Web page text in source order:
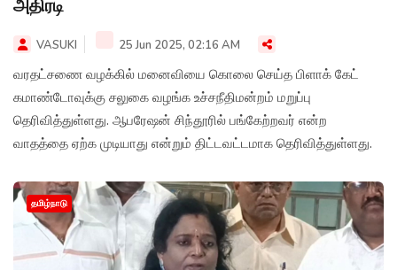
அதிரடி
VASUKI 25 Jun 2025, 02:16 AM
வரதட்சணை வழக்கில் மனைவியை கொலை செய்த பிளாக் கேட்
கமாண்டோவுக்கு சலுகை வழங்க உச்சநீதிமன்றம் மறுப்பு
தெரிவித்துள்ளது. ஆபரேஷன் சிந்தூரில் பங்கேற்றவர் என்ற
வாதத்தை ஏற்க முடியாது என்றும் திட்டவட்டமாக தெரிவித்துள்ளது.
தமிழ்நாடு